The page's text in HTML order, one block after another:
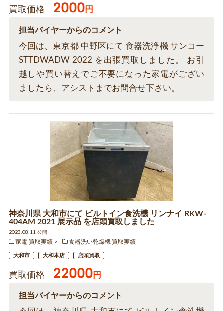
買取価格 2000円
担当バイヤーからのコメント
今回は、東京都 中野区にて 食器洗浄機 サンコー
STTDWADW 2022 を出張買取しました。 お引
越しや買い替えでご不要になった家電がござい
ましたら、アシストまでお問合せ下さい。
神奈川県 大和市にて ビルトイン食洗機 リンナイ RKW-
404AM 2021 展示品 を店頭買取しました
2023.08.11 公開
家電 買取実績
食器洗い乾燥機 買取実績
大和市 大和本店 店頭買取
買取価格 22000円
担当バイヤーからのコメント